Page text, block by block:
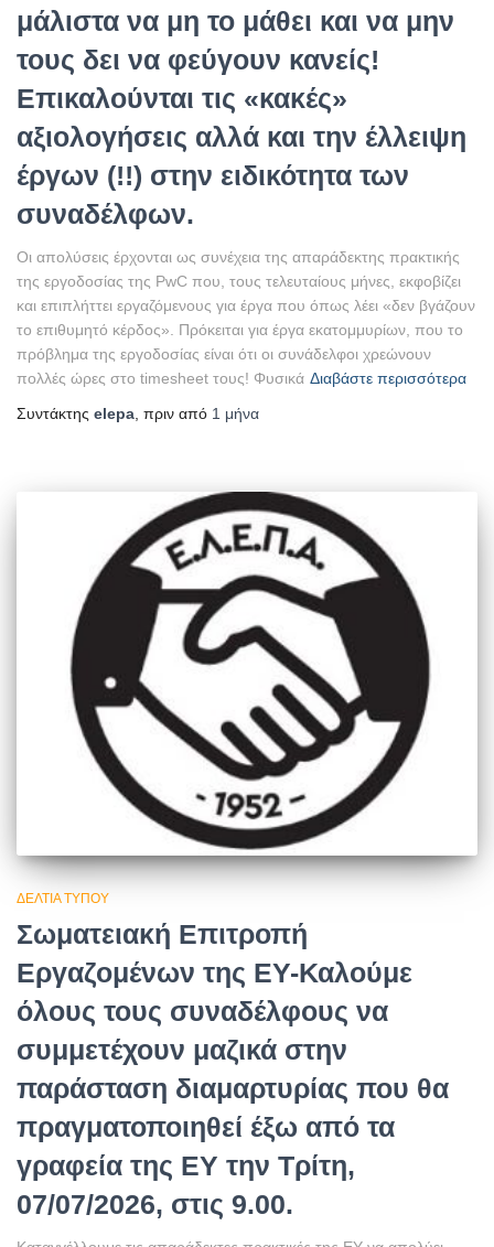
μάλιστα να μη το μάθει και να μην
τους δει να φεύγουν κανείς!
Επικαλούνται τις «κακές»
αξιολογήσεις αλλά και την έλλειψη
έργων (!!) στην ειδικότητα των
συναδέλφων.
Οι απολύσεις έρχονται ως συνέχεια της απαράδεκτης πρακτικής
της εργοδοσίας της PwC που, τους τελευταίους μήνες, εκφοβίζει
και επιπλήττει εργαζόμενους για έργα που όπως λέει «δεν βγάζουν
το επιθυμητό κέρδος». Πρόκειται για έργα εκατομμυρίων, που το
πρόβλημα της εργοδοσίας είναι ότι οι συνάδελφοι χρεώνουν
πολλές ώρες στο timesheet τους! Φυσικά Διαβάστε περισσότερα
Συντάκτης elepa, πριν από 1 μήνα
ΔΕΛΤΊΑ ΤΎΠΟΥ
Σωματειακή Επιτροπή
Εργαζομένων της ΕΥ-Καλούμε
όλους τους συναδέλφους να
συμμετέχουν μαζικά στην
παράσταση διαμαρτυρίας που θα
πραγματοποιηθεί έξω από τα
γραφεία της EY την Τρίτη,
07/07/2026, στις 9.00.